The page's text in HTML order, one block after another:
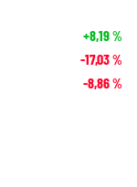
+8,19%
-17,03%
-8,86%